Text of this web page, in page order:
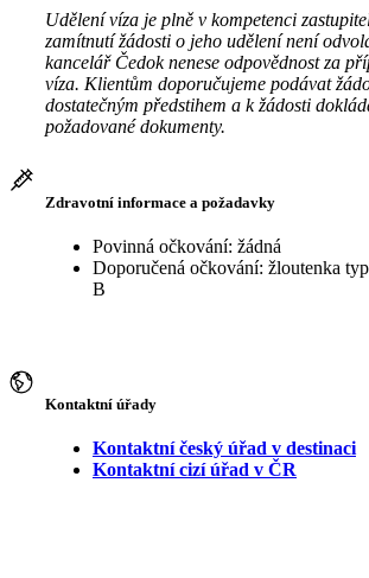
Udělení víza je plně v kompetenci
zamítnutí žádosti o jeho udělení není
kancelář Čedok nenese odpovědnost za
víza. Klientům doporučujeme podávat
dostatečným předstihem a k žádosti
požadované dokumenty.
Zdravotní informace a požadavky
Povinná očkování: žádná
Doporučená očkování: žloutenka
B
Kontaktní úřady
Kontaktní český úřad v destinaci
Kontaktní cizí úřad v ČR